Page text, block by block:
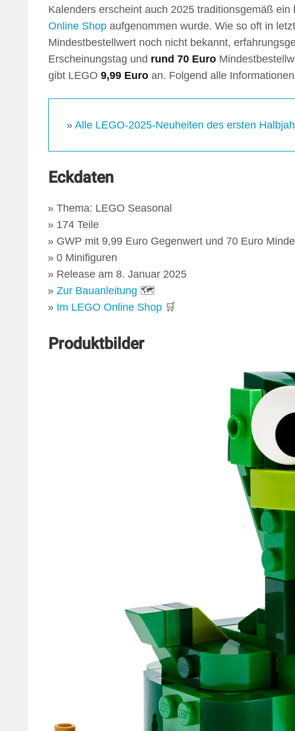
Kalenders erscheint auch 2025 traditionsgemäß ein
Online Shop aufgenommen wurde. Wie so oft in
Mindestbestellwert noch nicht bekannt,
Erscheinungstag und rund 70 Euro
gibt LEGO 9,99 Euro an. Folgend alle
» Alle LEGO-2025-Neuheiten des ersten
Eckdaten
Thema: LEGO Seasonal
174 Teile
GWP mit 9,99 Euro Gegenwert und 70 Euro
0 Minifiguren
Release am 8. Januar 2025
Zur Bauanleitung 🗺
Im LEGO Online Shop 🛒
Produktbilder